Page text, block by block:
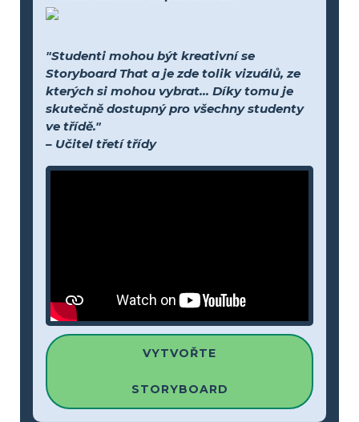
"Studenti mohou být kreativní se
Storyboard That a je zde tolik vizuálů, ze
kterých si mohou vybrat... Díky tomu je
skutečně dostupný pro všechny studenty
ve třídě."
– Učitel třetí třídy
VYTVOŘTE
STORYBOARD